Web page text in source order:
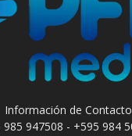
Información de Contacto
985 947508 - +595 984